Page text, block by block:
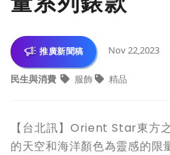
推廣新聞稿 Nov 22,2023
民生與消費 服飾 精品
【台北訊】Orient Star東方
的天空和海洋顏色為靈感的限